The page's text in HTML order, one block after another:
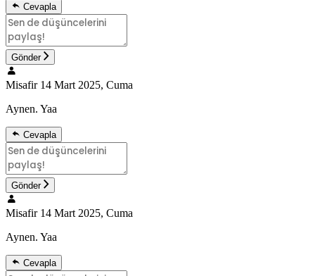
Cevapla
Gönder
Misafir 14 Mart 2025, Cuma
Aynen. Yaa
Cevapla
Gönder
Misafir 14 Mart 2025, Cuma
Aynen. Yaa
Cevapla